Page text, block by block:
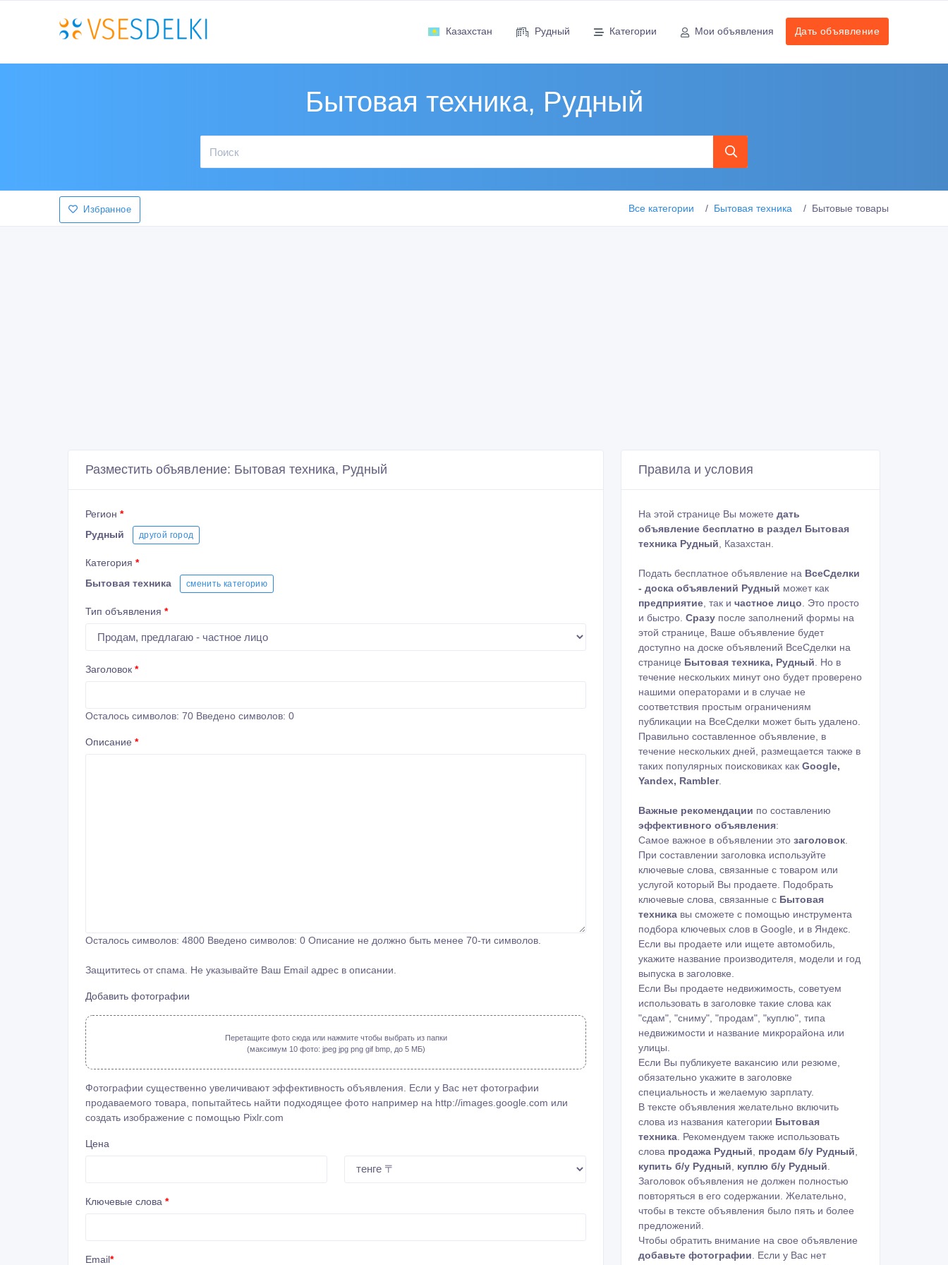
Казахстан Рудный Категории Мои объявления Дать объявление
Бытовая техника, Рудный
Избранное Все категории Бытовая техника Бытовые товары
Разместить объявление: Бытовая техника, Рудный
Регион *
Рудный
другой город
Категория *
Бытовая техника
сменить категорию
Тип объявления *
Заголовок *
Осталось символов: 70 Введено символов: 0
Описание *
Осталось символов: 4800 Введено символов: 0 Описание не должно быть менее 70-ти символов.
Защититесь от спама. Не указывайте Ваш Email адрес в описании.
Добавить фотографии
Перетащите фото сюда или нажмите чтобы выбрать из папки
(максимум 10 фото: jpeg jpg png gif bmp, до 5 МБ)
Фотографии существенно увеличивают эффективность объявления. Если у Вас нет фотографии
продаваемого товара, попытайтесь найти подходящее фото например на http://images.google.com или
создать изображение с помощью Pixlr.com
Цена
Ключевые слова *
Email*
Правила и условия
На этой странице Вы можете дать
объявление бесплатно в раздел Бытовая
техника Рудный, Казахстан.
Подать бесплатное объявление на ВсеСделки
- доска объявлений Рудный может как
предприятие, так и частное лицо. Это просто
и быстро. Сразу после заполнений формы на
этой странице, Ваше объявление будет
доступно на доске объявлений ВсеСделки на
странице Бытовая техника, Рудный. Но в
течение нескольких минут оно будет проверено
нашими операторами и в случае не
соответствия простым ограничениям
публикации на ВсеСделки может быть удалено.
Правильно составленное объявление, в
течение нескольких дней, размещается также в
таких популярных поисковиках как Google,
Yandex, Rambler.
Важные рекомендации по составлению
эффективного объявления:
Самое важное в объявлении это заголовок.
При составлении заголовка используйте
ключевые слова, связанные с товаром или
услугой который Вы продаете. Подобрать
ключевые слова, связанные с Бытовая
техника вы сможете с помощью инструмента
подбора ключевых слов в Google, и в Яндекс.
Если вы продаете или ищете автомобиль,
укажите название производителя, модели и год
выпуска в заголовке.
Если Вы продаете недвижимость, советуем
использовать в заголовке такие слова как
"сдам", "сниму", "продам", "куплю", типа
недвижимости и название микрорайона или
улицы.
Если Вы публикуете вакансию или резюме,
обязательно укажите в заголовке
специальность и желаемую зарплату.
В тексте объявления желательно включить
слова из названия категории Бытовая
техника. Рекомендуем также использовать
слова продажа Рудный, продам б/у Рудный,
купить б/у Рудный, куплю б/у Рудный.
Заголовок объявления не должен полностью
повторяться в его содержании. Желательно,
чтобы в тексте объявления было пять и более
предложений.
Чтобы обратить внимание на свое объявление
добавьте фотографии. Если у Вас нет